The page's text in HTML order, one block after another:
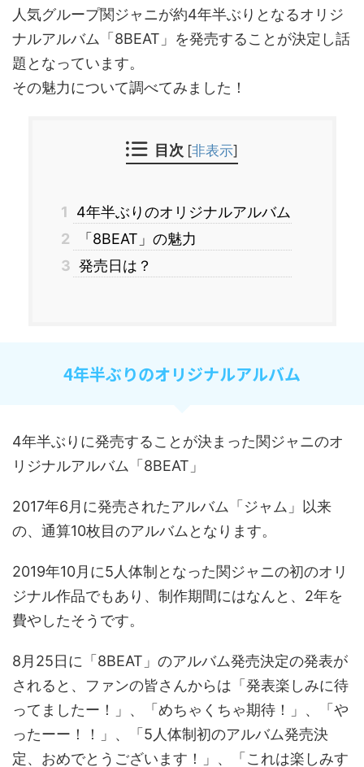
人気グループ関ジャニが約4年半ぶりとなるオリジ
ナルアルバム「 8BEAT 」を発売することが決定し話
題となっています。
その魅力について調べてみました！
目次 [非表示]
1
4年半ぶりのオリジナルアルバム
2
「8BEAT」の魅力
3 発売日は？
4年半ぶりのオリジナルアルバム
4年半ぶりに発売することが決まった関ジャニのオ
リジナルアルバム「 8BEAT 」
2017年6 月に発売されたアルバム「ジャム」以来
の、通算10枚目のアルバムとなります。
2019年10月に5 人体制となった関ジャニの初のオリ
ジナル作品でもあり、制作期間にはなんと、 2年を
費やしたそうです。
8 月 25日に「 8BEAT 」のアルバム発売決定の発表が
されると、ファンの皆さんからは 「発表楽しみに待
ってましたー！」 、「めちゃくちゃ期待！」、「や
ったーー！！」、「 5 人体制初のアルバム発売決
定、おめでとうございます！」、「これは楽しみす